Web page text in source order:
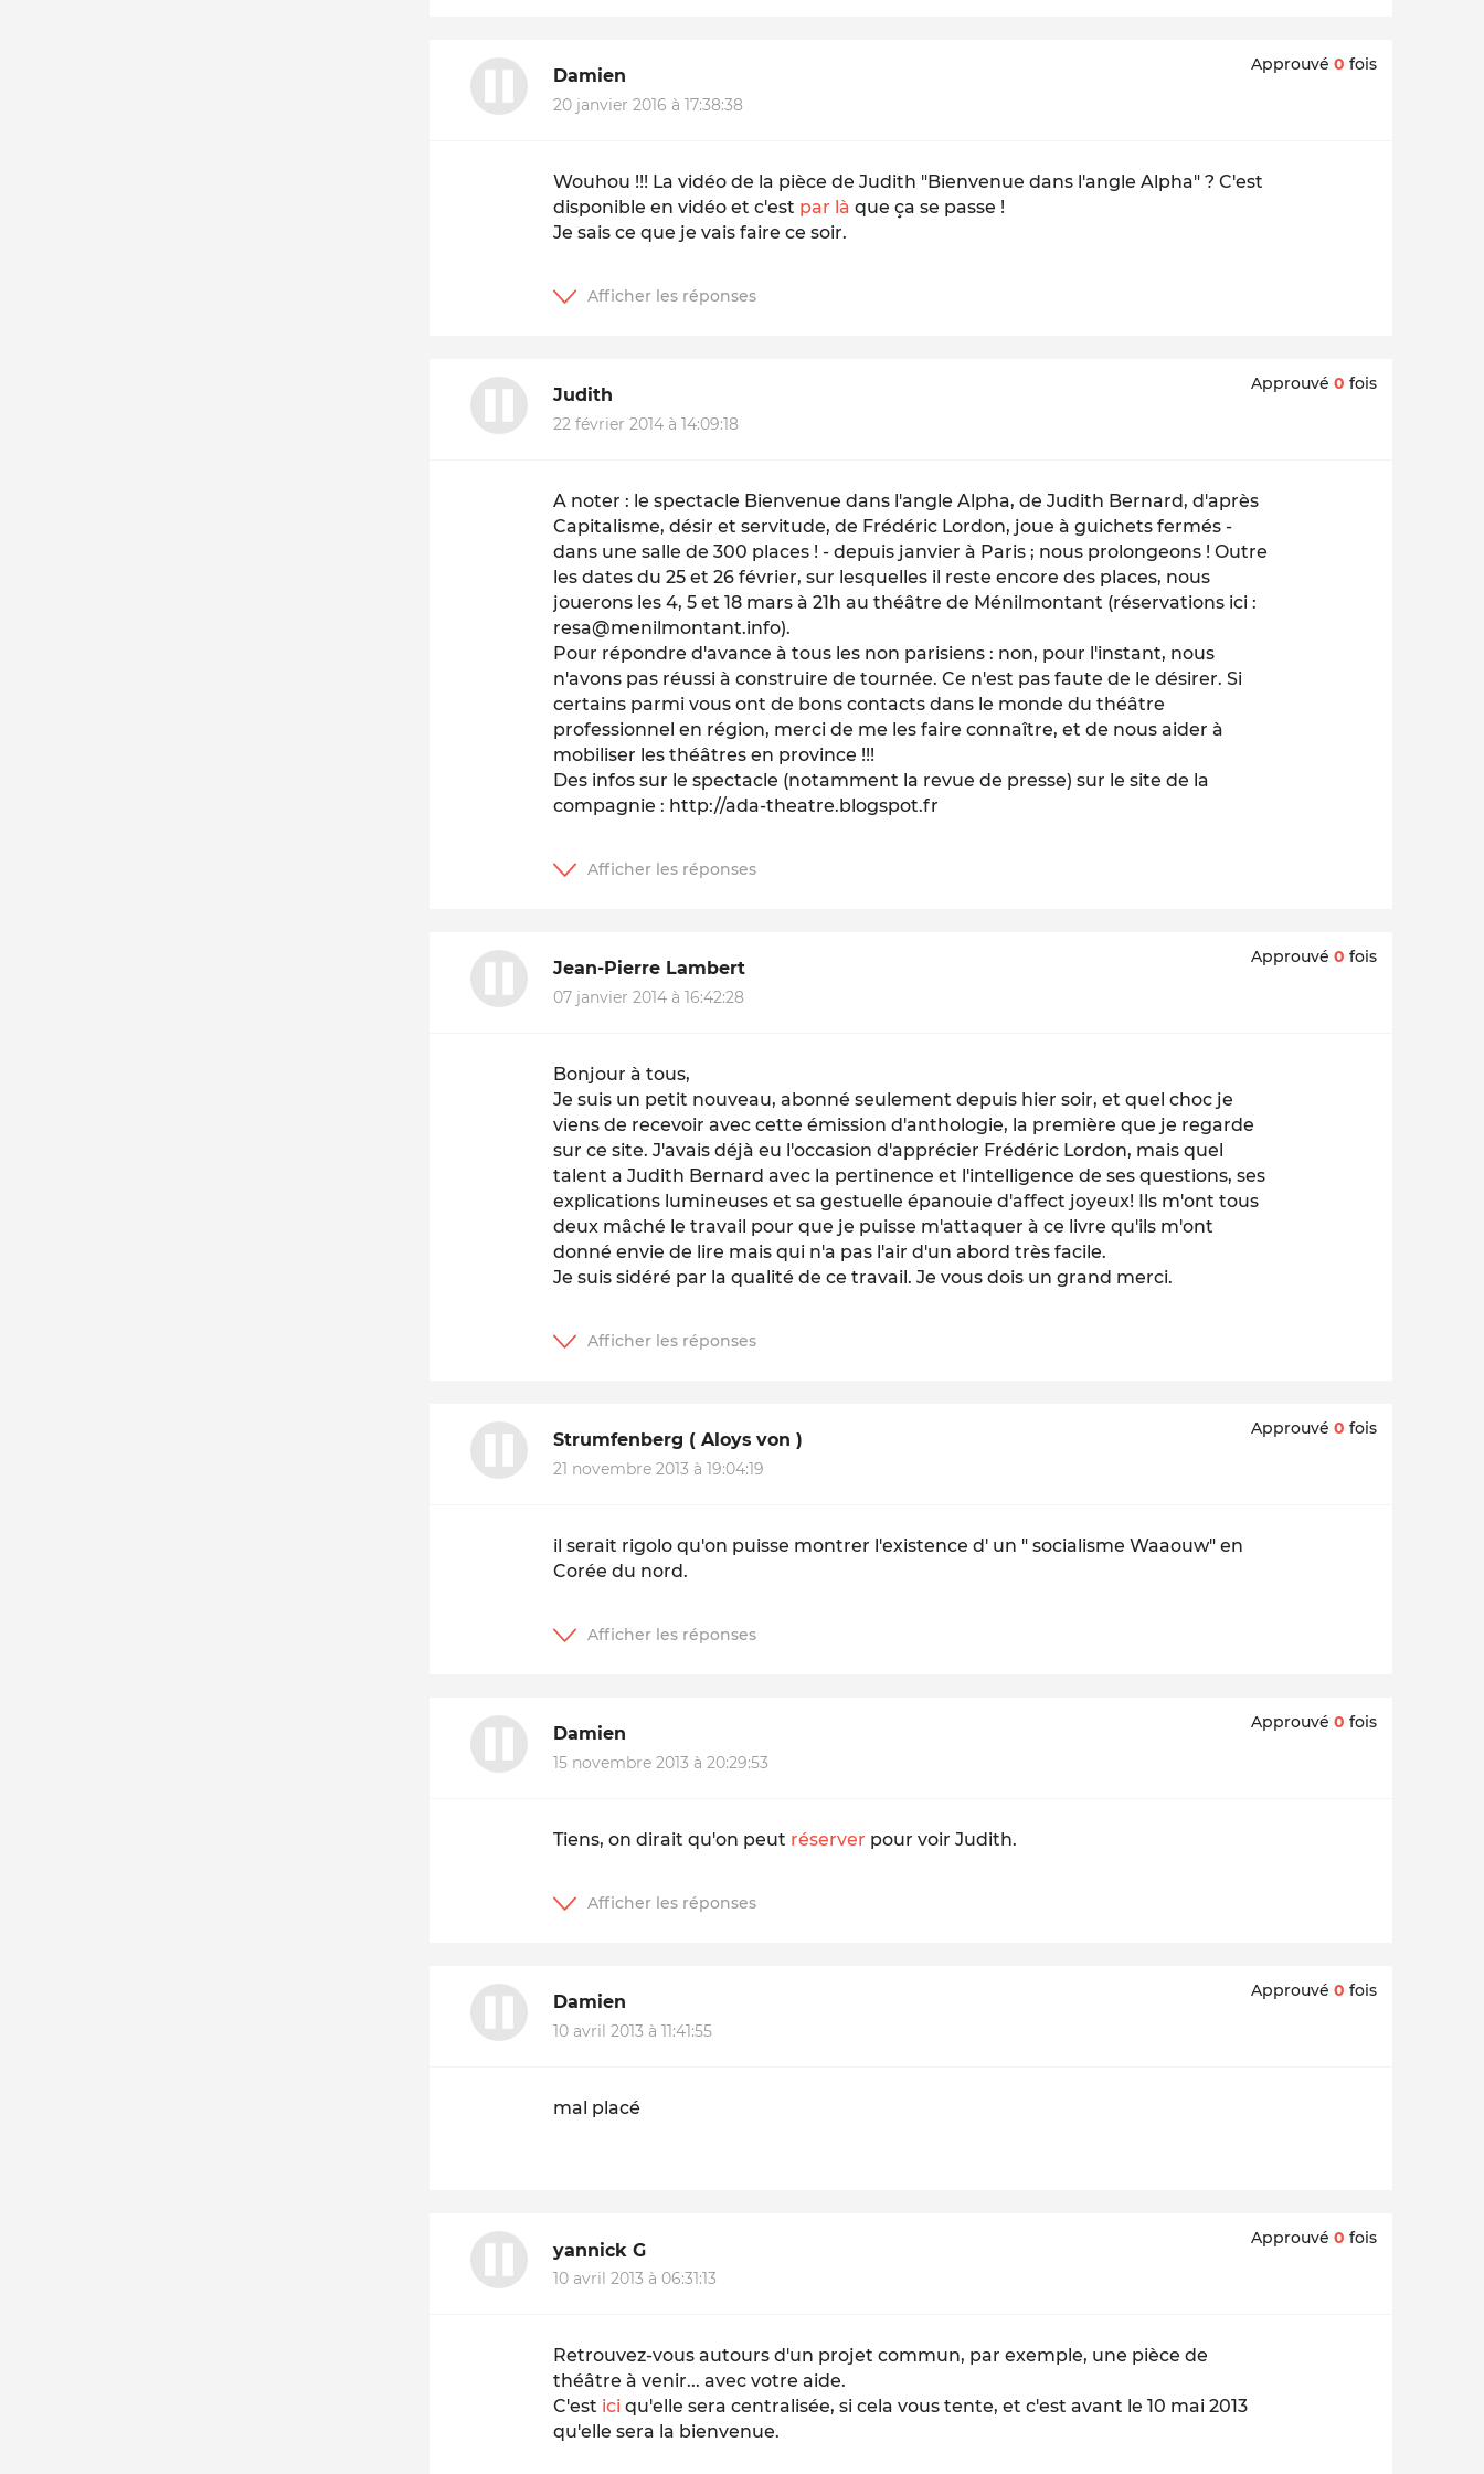
Damien
20 janvier 2016 à 17:38:38
Approuvé 0 fois
Wouhou !!! La vidéo de la pièce de Judith "Bienvenue dans l'angle Alpha" ? C'est
disponible en vidéo et c'est par là que ça se passe !
Je sais ce que je vais faire ce soir.
Judith
22 février 2014 à 14:09:18
Approuvé 0 fois
A noter : le spectacle Bienvenue dans l'angle Alpha, de Judith Bernard, d'après
Capitalisme, désir et servitude, de Frédéric Lordon, joue à guichets fermés -
dans une salle de 300 places ! - depuis janvier à Paris ; nous prolongeons ! Outre
les dates du 25 et 26 février, sur lesquelles il reste encore des places, nous
jouerons les 4, 5 et 18 mars à 21h au théâtre de Ménilmontant (réservations ici :
resa@menilmontant.info).
Pour répondre d'avance à tous les non parisiens : non, pour l'instant, nous
n'avons pas réussi à construire de tournée. Ce n'est pas faute de le désirer. Si
certains parmi vous ont de bons contacts dans le monde du théâtre
professionnel en région, merci de me les faire connaître, et de nous aider à
mobiliser les théâtres en province !!!
Des infos sur le spectacle (notamment la revue de presse) sur le site de la
compagnie : http://ada-theatre.blogspot.fr
Jean-Pierre Lambert
07 janvier 2014 à 16:42:28
Approuvé 0 fois
Bonjour à tous,
Je suis un petit nouveau, abonné seulement depuis hier soir, et quel choc je
viens de recevoir avec cette émission d'anthologie, la première que je regarde
sur ce site. J'avais déjà eu l'occasion d'apprécier Frédéric Lordon, mais quel
talent a Judith Bernard avec la pertinence et l'intelligence de ses questions, ses
explications lumineuses et sa gestuelle épanouie d'affect joyeux! Ils m'ont tous
deux mâché le travail pour que je puisse m'attaquer à ce livre qu'ils m'ont
donné envie de lire mais qui n'a pas l'air d'un abord très facile.
Je suis sidéré par la qualité de ce travail. Je vous dois un grand merci.
Strumfenberg ( Aloys von )
21 novembre 2013 à 19:04:19
Approuvé 0 fois
il serait rigolo qu'on puisse montrer l'existence d' un " socialisme Waaouw" en
Corée du nord.
Damien
15 novembre 2013 à 20:29:53
Approuvé 0 fois
Tiens, on dirait qu'on peut réserver pour voir Judith.
Damien
10 avril 2013 à 11:41:55
Approuvé 0 fois
mal placé
yannick G
10 avril 2013 à 06:31:13
Approuvé 0 fois
Retrouvez-vous autours d'un projet commun, par exemple, une pièce de
théâtre à venir... avec votre aide.
C'est ici qu'elle sera centralisée, si cela vous tente, et c'est avant le 10 mai 2013
qu'elle sera la bienvenue.